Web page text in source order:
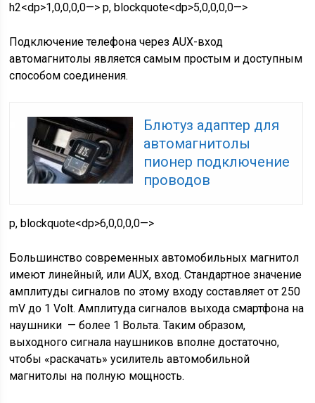
h2<dp>1,0,0,0,0—> p, blockquote<dp>5,0,0,0,0—>
Подключение телефона через AUX-вход
автомагнитолы является самым простым и доступным
способом соединения.
Блютуз адаптер для
автомагнитолы
пионер подключение
проводов
p, blockquote<dp>6,0,0,0,0—>
Большинство современных автомобильных магнитол
имеют линейный, или AUX, вход. Стандартное значение
амплитуды сигналов по этому входу составляет от 250
mV до 1 Volt. Амплитуда сигналов выхода смартфона на
наушники — более 1 Вольта. Таким образом,
выходного сигнала наушников вполне достаточно,
чтобы «раскачать» усилитель автомобильной
магнитолы на полную мощность.